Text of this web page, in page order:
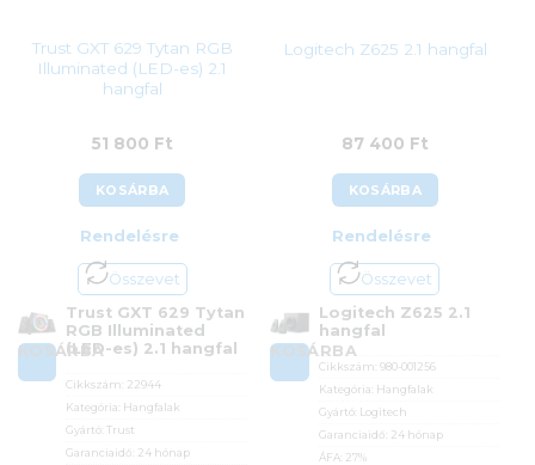
Trust GXT 629 Tytan RGB
Illuminated (LED-es) 2.1
hangfal
51 800 Ft
KOSÁRBA
Rendelésre
Összevet
KOSÁRBA
Trust GXT 629 Tytan
RGB Illuminated
(LED-es) 2.1 hangfal
Cikkszám: 22944
Kategória: Hangfalak
Gyártó:Trust
Garanciaidő: 24 hónap
Logitech Z625 2.1 hangfal
87 400 Ft
KOSÁRBA
Rendelésre
Összevet
KOSÁRBA
Logitech Z625 2.1
hangfal
Cikkszám: 980-001256
Kategória: Hangfalak
Gyártó: Logitech
Garanciaidő: 24 hónap
ÁFA: 27%